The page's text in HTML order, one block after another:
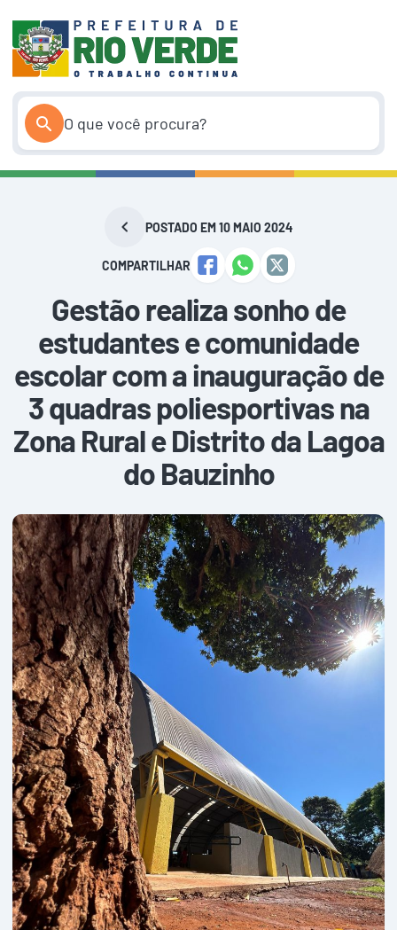
conteúdo
POSTADO EM 10 MAIO 2024
COMPARTILHAR
Gestão realiza sonho de
estudantes e comunidade
escolar com a inauguração de
3 quadras poliesportivas na
Zona Rural e Distrito da Lagoa
do Bauzinho